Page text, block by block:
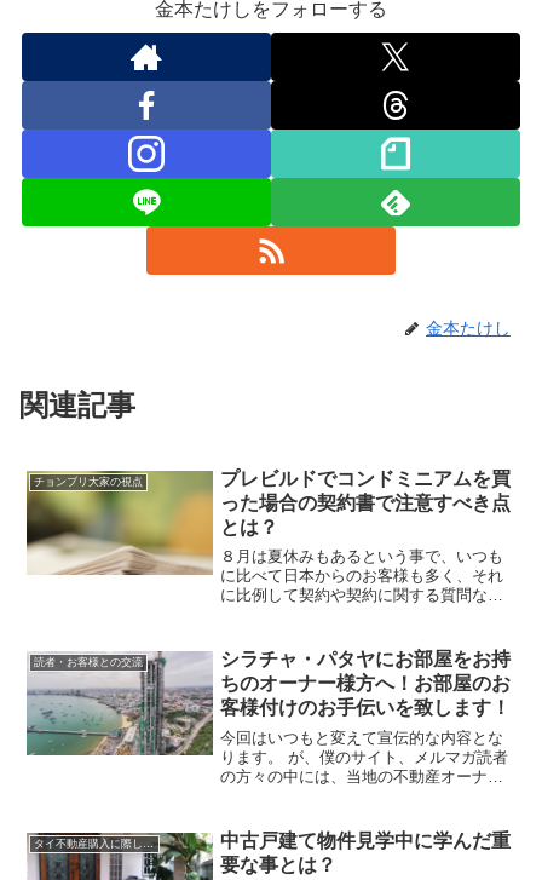
金本たけしをフォローする
金本たけし
関連記事
チョンブリ大家の視点
プレビルドでコンドミニアムを買
った場合の契約書で注意すべき点
とは？
８月は夏休みもあるという事で、いつも
に比べて日本からのお客様も多く、それ
に比例して契約や契約に関する質問など
はどうなるのか？」です。それはそうで
しょう、海外不動産投資の...
読者・お客様との交流
シラチャ・パタヤにお部屋をお持
ちのオーナー様方へ！お部屋のお
客様付けのお手伝いを致します！
今回はいつもと変えて宣伝的な内容とな
ります。 が、僕のサイト、メルマガ読者
の方々の中には、当地の不動産オーナー
イトルそのままの内容で恐縮です
が、、、、。（笑）「お部屋の...
タイ不動産購入に際して重要な事
中古戸建て物件見学中に学んだ重
要な事とは？